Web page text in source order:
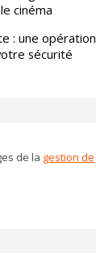
cinéma
: une opération
sécurité
de la gestion de